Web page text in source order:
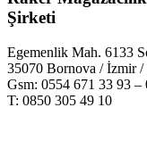
Şirketi
Egemenlik Mah. 6133
35070 Bornova / İzmir
Gsm: 0554 671 33 93 –
T: 0850 305 49 10